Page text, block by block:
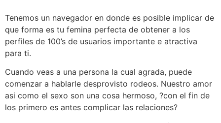
Tenemos un navegador en donde es posible implicar de
que forma es tu femina perfecta de obtener a los
perfiles de 100’s de usuarios importante e atractiva
para ti.
Cuando veas a una persona la cual agrada, puede
comenzar a hablarle desprovisto rodeos. Nuestro amor
asi­ como el sexo son una cosa hermoso, ?con el fin de
los primero es antes complicar las relaciones?